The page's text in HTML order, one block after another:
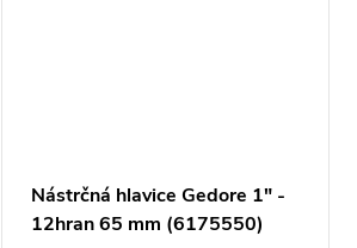
Nástrčná hlavice Gedore 1" -
12hran 65 mm (6175550)